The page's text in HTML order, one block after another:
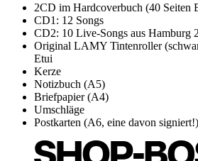
2CD im Hardcoverbuch (40 Seiten
CD1: 12 Songs
CD2: 10 Live-Songs aus Hamburg
Original LAMY Tintenroller
Etui
Kerze
Notizbuch (A5)
Briefpapier (A4)
Umschläge
Postkarten (A6, eine davon signiert!)